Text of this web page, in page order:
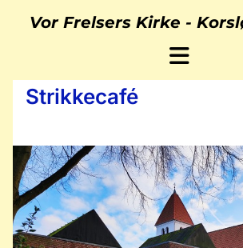
Vor Frelsers Kirke -
Strikkecafé